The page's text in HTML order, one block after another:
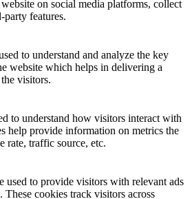
on social media platforms, collect
party features.
to understand and analyze the key
website which helps in delivering a
visitors.
to understand how visitors interact with
help provide information on metrics the
rate, traffic source, etc.
used to provide visitors with relevant ads
These cookies track visitors across